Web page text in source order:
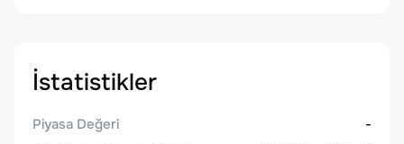
İstatistikler
Piyasa Değeri
-